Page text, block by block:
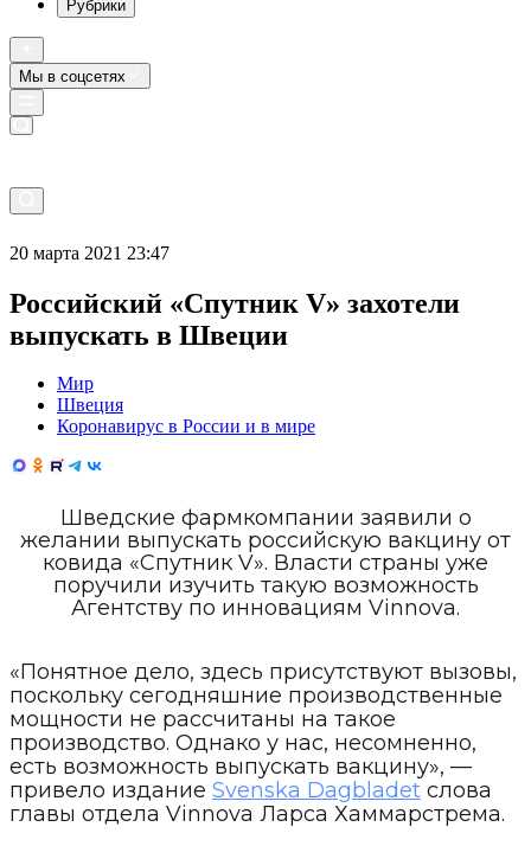
Рубрики
Мы в соцсетях
20 марта 2021 23:47
Российский «Спутник V» захотели
выпускать в Швеции
Мир
Швеция
Коронавирус в России и в мире
Шведские фармкомпании заявили о
желании выпускать российскую вакцину от
ковида «Спутник V». Власти страны уже
поручили изучить такую возможность
Агентству по инновациям Vinnova.
«Понятное дело, здесь присутствуют вызовы,
поскольку сегодняшние производственные
мощности не рассчитаны на такое
производство. Однако у нас, несомненно,
есть возможность выпускать вакцину», —
привело издание Svenska Dagbladet слова
главы отдела Vinnova Ларса Хаммарстрема.